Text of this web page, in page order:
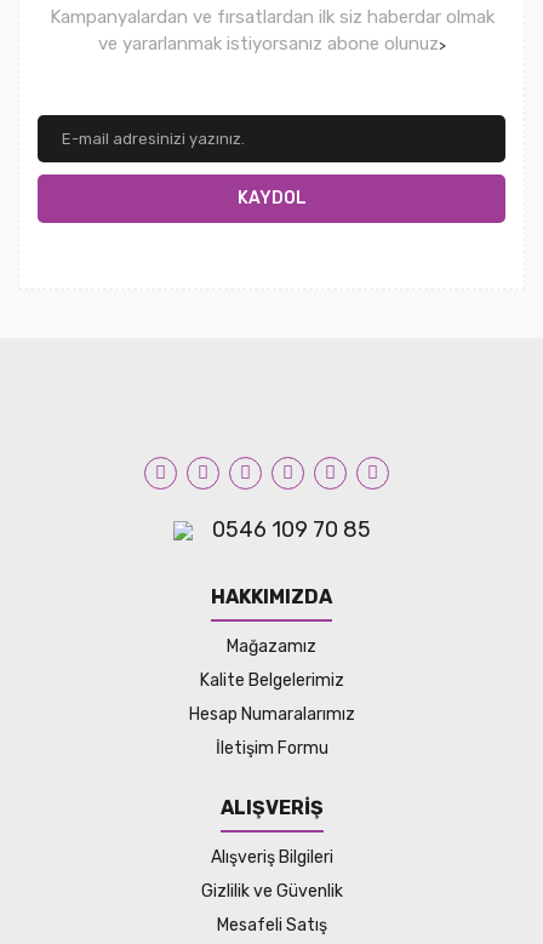
Kampanyalardan ve fırsatlardan ilk siz haberdar olmak
ve yararlanmak istiyorsanız abone olunuz>
KAYDOL
0546 109 70 85
HAKKIMIZDA
Mağazamız
Kalite Belgelerimiz
Hesap Numaralarımız
İletişim Formu
ALIŞVERİŞ
Alışveriş Bilgileri
Gizlilik ve Güvenlik
Mesafeli Satış